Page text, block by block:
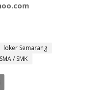
loker Semarang
/ SMK